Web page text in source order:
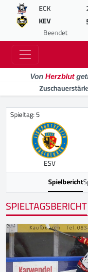
ECK
KEV
Beendet
Von Herzblut
Spieltag: 5
ESV
Spielbericht
SPIELTAGSBERICHT